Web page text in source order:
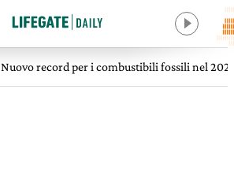
Nuovo record per i combustibili fossili nel